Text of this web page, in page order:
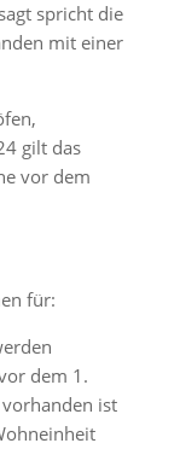
spricht die
mit einer
gilt das
vor dem
für:
dem 1.
ist